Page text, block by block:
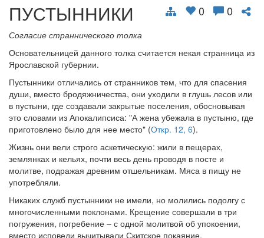
Галерея
Викторины
Ссылки
Религиозные учения и секты, справочник
9 августа
Св. Тереза Бенедикта Креста, дева и мученица
см. календарь
Обратная связь
Отправить сообщение
0 0
ПУСТЫННИКИ
Согласие страннического толка
Основательницей данного толка считается некая странница из
Ярославской губернии.
Пустынники отличались от странников тем, что для спасения
души, вместо бродяжничества, они уходили в глушь лесов или
в пустыни, где создавали закрытые поселения, обосновывая
это словами из Апокалипсиса: "А жена убежала в пустыню, где
приготовлено было для нее место" (Откр. 12, 6).
Жизнь они вели строго аскетическую: жили в пещерах,
землянках и кельях, почти весь день проводя в посте и
молитве, подражая древним отшельникам. Мяса в пищу не
употребляли.
Никаких служб пустынники не имели, но молились подолгу с
многочисленными поклонами. Крещение совершали в три
погружения, погребение – с одной молитвой об упокоении,
вместо исповеди вычитывали Скитское покаяние.